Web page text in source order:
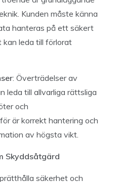
Kunden måste känna
hanteras på ett säkert
kan leda till förlorat
: Överträdelser av
leda till allvarliga rättsliga
och
är korrekt hantering och
av högsta vikt.
Skyddsåtgärd
säkerhet och